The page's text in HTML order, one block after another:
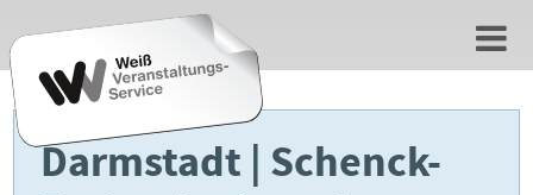
Darmstadt | Schenck-